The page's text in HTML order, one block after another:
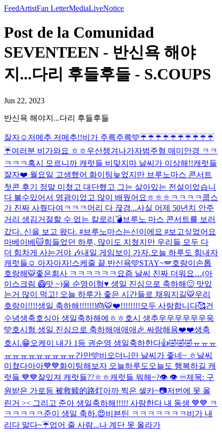
FeedArtistFan LetterMediaLiveNotice
Post de la Comunidad
SEVENTEEN - 반신욕 해야
지...다리 후들후들 - S.COUPS
Jun 22, 2023
반신욕 해야지...다리 후들후들
잘자☺️ 저메추 저메추!!비가 주륵주륵🩵☔️☔️☔️☔️☔️☔️☔️☔️☔️☔️
☔️여러분 비가와요 ㅎㅎ우산챙겨나가자범주형 매미안경 ㅋㅋ
ㅋㅋㅋ 혹시 모르니까 캐럿들 비맞지마 날씨가 이상해!!캐럿들
잘자❤️ 월요일 고생했어 화이팅늦었지만 브루노마스 콘서트
첫콘 후기 정말 미쳤고 대단했고 그는 살아있는 전설이었습니
다 볼수있어서 영광이었고 많이 배웠어요ㅎㅎㅎ ㅋㅋㅋㅋ쿱스
가 진짜 사줬다여ㅋㅋㅋ 머리 다 끊경...사실 어제 50년치 안주
거리 생김거절할 수 없는 칼로리💣브루노 마스 콘서트를 보러
갔다. 신을 보고 왔다. #브루노마스는신이에요 #보고싶었어요
마베이베 🐱힘들었던 하루, 많이도 지쳤지만 우리들 모두 다
더 힘차게 사는거야 🎶내일 게임보이 가자.오늘 하루도 힘내자
캐럿들☺️ 아자아자!스케줄 끝 반신욕🩵STAY~🪽호랑이손톱
호랑해🐯좋은회사 ㅋㅋㅋㅋㅋㅋ 요즘 날씨 진짜 더워요…(아
이스크림 🥝맛 ~)울 순영이형♥️ 생일 진심으로 축하해🙂 맛있
는거 많이 먹고! 오늘 하루가 좋은 시간들로 채워지길🐯우리
호랑이!!!!생일 축하해!!!!!!!🎂🐯❤️!!!!!!!! 모두 사랑합니다🥰건
수녕생축호싱아 생일축하해에ㅎㅎ호시 생추우우우우우우욱
🩵호시형 생일 진심으로 축하해애애애🎉 싸랑해용❤️❤️생축
호시.😁오케이 내가 1등 권순영 생일축하한다👍🤣🤣🤣ㅠㅠㅠ
ㅠㅠㅠㅠㅠㅠㅠㅠㅠ간만🩵비오더니만 날씨가 좋네~ ㅎ날씨
미쳤다아아💙💙화이팅해보자 오늘하루도 오늘도 행복하길 캐
럿들 💙💙잘있져 캐럿들??ㅎㅎ캐럿들 뭐해~?👁️ 👁️ ♾️제목: 구
원받은 가로등 被救赎的路灯아까 찍은 셀카~📷저번에 못 올
린거 >< 그리고 준아 생일축하해!!!!! 사랑한다 내 동생 💙💙 ㅋ
ㅋㅋㅋㅋㅋ 준이 생일 축하.😍비븐틴 ㅋㅋㅋㅋㅋㅋㅋ 비가 내
리다 말다~☔️업어 줄 사람...나 계단 못 올라가